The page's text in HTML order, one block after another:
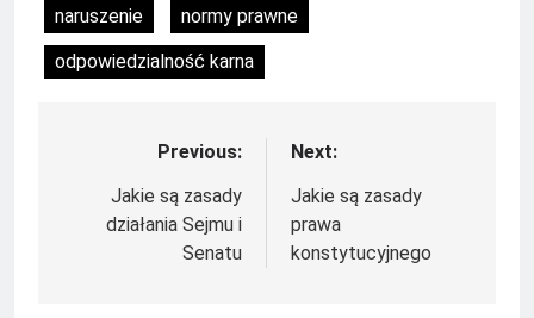
naruszenie
normy prawne
odpowiedzialność karna
Nawigacja
wpisu
Previous:
Jakie są zasady
działania Sejmu i
Senatu
Next:
Jakie są zasady
prawa
konstytucyjnego